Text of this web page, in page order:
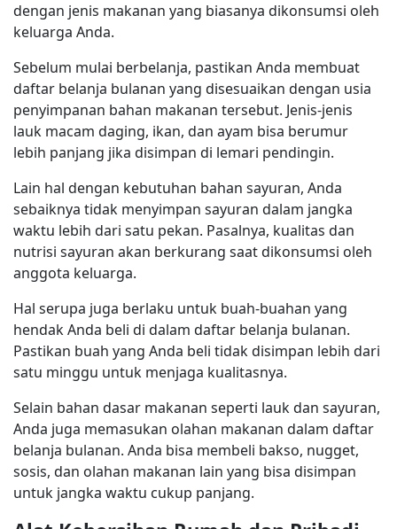
dengan jenis makanan yang biasanya dikonsumsi oleh
keluarga Anda.
Sebelum mulai berbelanja, pastikan Anda membuat
daftar belanja bulanan yang disesuaikan dengan usia
penyimpanan bahan makanan tersebut. Jenis-jenis
lauk macam daging, ikan, dan ayam bisa berumur
lebih panjang jika disimpan di lemari pendingin.
Lain hal dengan kebutuhan bahan sayuran, Anda
sebaiknya tidak menyimpan sayuran dalam jangka
waktu lebih dari satu pekan. Pasalnya, kualitas dan
nutrisi sayuran akan berkurang saat dikonsumsi oleh
anggota keluarga.
Hal serupa juga berlaku untuk buah-buahan yang
hendak Anda beli di dalam daftar belanja bulanan.
Pastikan buah yang Anda beli tidak disimpan lebih dari
satu minggu untuk menjaga kualitasnya.
Selain bahan dasar makanan seperti lauk dan sayuran,
Anda juga memasukan olahan makanan dalam daftar
belanja bulanan. Anda bisa membeli bakso, nugget,
sosis, dan olahan makanan lain yang bisa disimpan
untuk jangka waktu cukup panjang.